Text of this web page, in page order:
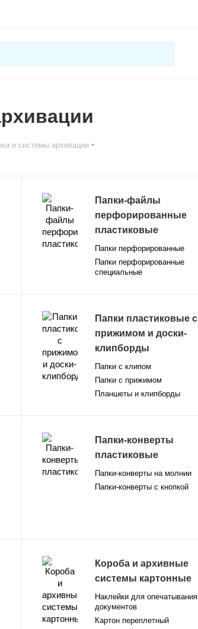
и системы архивации
Папки-файлы
перфорированные
пластиковые
Папки перфорированные
Папки перфорированные
специальные
Папки пластиковые с
прижимом и доски-
клипборды
Папки с клипом
Папки с прижимом
Планшеты и клипборды
Папки-конверты
пластиковые
Папки-конверты на молнии
Папки-конверты с кнопкой
Короба и архивные
системы картонные
Наклейки для опечатывания
документов
Картон переплетный